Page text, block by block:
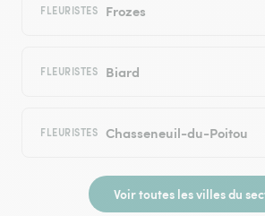
FLEURISTES Frozes
FLEURISTES Biard
FLEURISTES Chasseneuil-du-Poitou
Voir toutes les villes du